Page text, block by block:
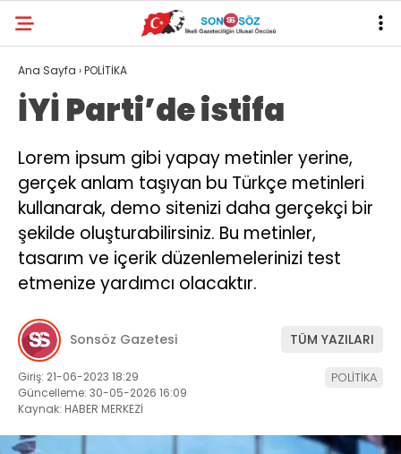
Ana Sayfa ›POLİTİKA
İYİ Parti’de istifa
Lorem ipsum gibi yapay metinler yerine,
gerçek anlam taşıyan bu Türkçe metinleri
kullanarak, demo sitenizi daha gerçekçi bir
şekilde oluşturabilirsiniz. Bu metinler,
tasarım ve içerik düzenlemelerinizi test
etmenize yardımcı olacaktır.
Sonsöz Gazetesi TÜM YAZILARI
Giriş: 21-06-2023 18:29
Güncelleme: 30-05-2026 16:09
Kaynak: HABER MERKEZİ
POLİTİKA